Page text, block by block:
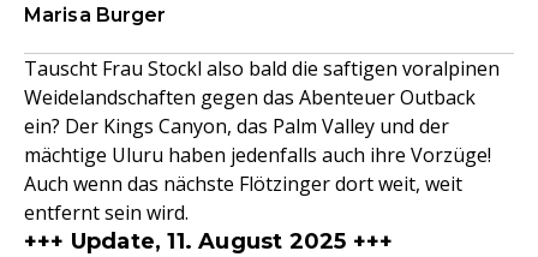
Marisa Burger
Tauscht Frau Stockl also bald die saftigen voralpinen
Weidelandschaften gegen das Abenteuer Outback
ein? Der Kings Canyon, das Palm Valley und der
mächtige Uluru haben jedenfalls auch ihre Vorzüge!
Auch wenn das nächste Flötzinger dort weit, weit
entfernt sein wird.
+++ Update, 11. August 2025 +++